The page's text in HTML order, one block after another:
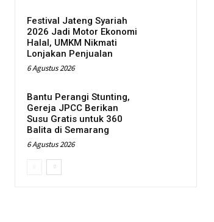
Festival Jateng Syariah
2026 Jadi Motor Ekonomi
Halal, UMKM Nikmati
Lonjakan Penjualan
6 Agustus 2026
Bantu Perangi Stunting,
Gereja JPCC Berikan
Susu Gratis untuk 360
Balita di Semarang
6 Agustus 2026